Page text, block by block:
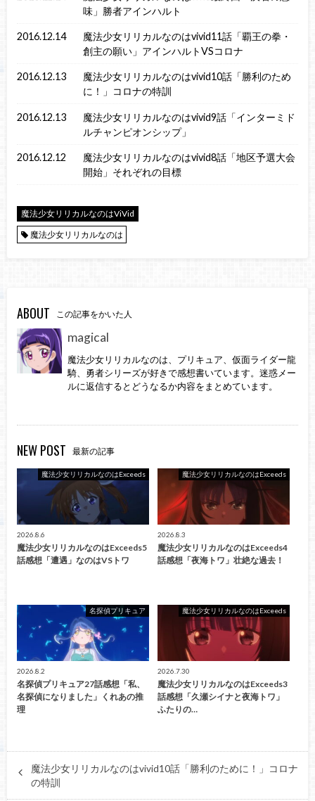
味」勝者アインハルト
2016.12.14
魔法少女リリカルなのはvivid11話「覇王の拳・
創主の願い」アインハルトVSコロナ
2016.12.13
魔法少女リリカルなのはvivid10話「勝利のため
に！」コロナの特訓
2016.12.13
魔法少女リリカルなのはvivid9話「インターミド
ルチャンピオンシップ」
2016.12.12
魔法少女リリカルなのはvivid8話「地区予選大会
開始」それぞれの目標
魔法少女リリカルなのはViVid
魔法少女リリカルなのは
ABOUT この記事をかいた人
magical
魔法少女リリカルなのは、プリキュア、仮面ライダー龍
騎、勇者シリーズが好きで感想書いています。迷惑メー
ルに返信するとどうなるか内容をまとめています。
NEW POST 最新の記事
魔法少女リリカルなのはExceeds
2026.8.6
魔法少女リリカルなのはExceeds5
話感想「遭遇」なのはVSトワ
魔法少女リリカルなのはExceeds
2026.8.3
魔法少女リリカルなのはExceeds4
話感想「夜海トワ」壮絶な過去！
名探偵プリキュア
2026.8.2
名探偵プリキュア27話感想「私、
名探偵になりました」くれあの推
理
魔法少女リリカルなのはExceeds
2026.7.30
魔法少女リリカルなのはExceeds3
話感想「久瀬シイナと夜海トワ」
ふたりの…
魔法少女リリカルなのはvivid10話「勝利のために！」コロナ
の特訓